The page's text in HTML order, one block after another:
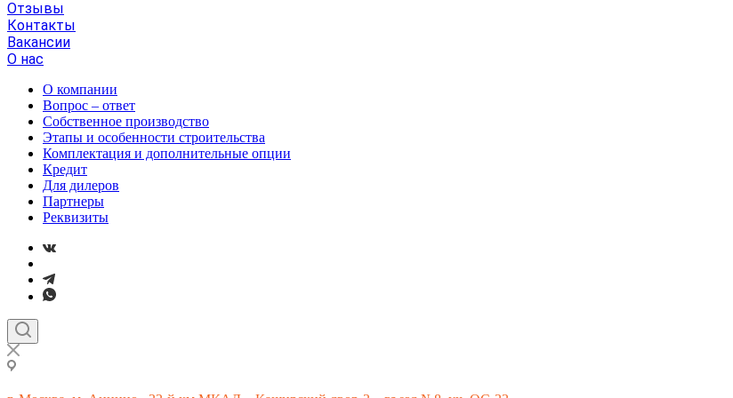
Отзывы
Контакты
Вакансии
О нас
О компании
Вопрос – ответ
Собственное производство
Этапы и особенности строительства
Комплектация и дополнительные опции
Кредит
Для дилеров
Партнеры
Реквизиты